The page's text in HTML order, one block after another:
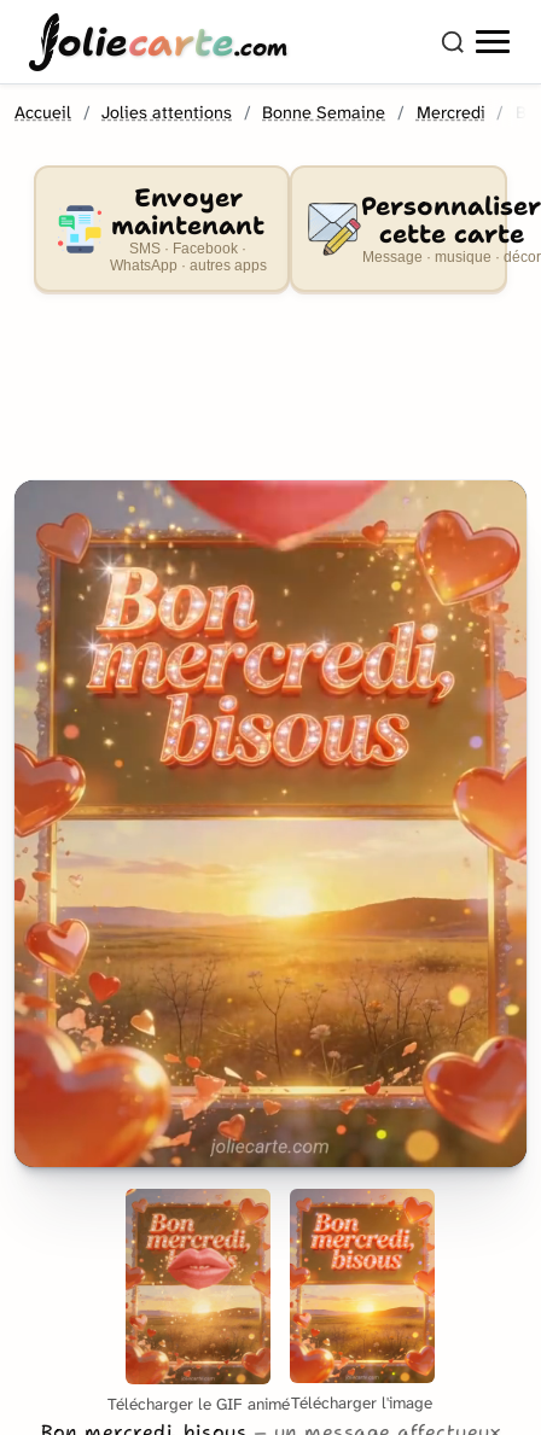
oliecarte.com
Accueil Jolies attentions Bonne Semaine Mercredi
Envoyer
maintenant
SMS · Facebook ·
WhatsApp · autres apps
Personnaliser
cette carte
Message · musique · décor
Télécharger le GIF animéTélécharger l'image